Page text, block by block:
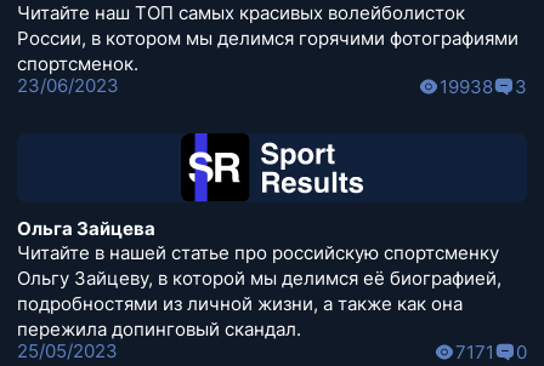
Читайте наш ТОП самых красивых волейболисток
России, в котором мы делимся горячими фотографиями
спортсменок.
23/06/2023
19938 3
Ольга Зайцева
Читайте в нашей статье про российскую спортсменку
Ольгу Зайцеву, в которой мы делимся её биографией,
подробностями из личной жизни, а также как она
пережила допинговый скандал.
25/05/2023
7171 0